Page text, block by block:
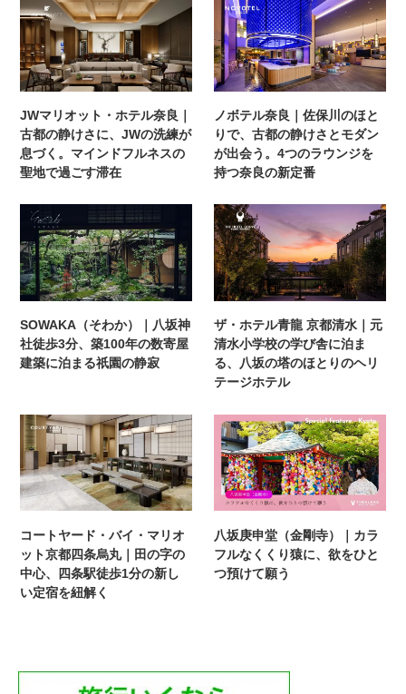
JWマリオット・ホテル奈良｜
古都の静けさに、JWの洗練が
息づく。マインドフルネスの
聖地で過ごす滞在
ノボテル奈良｜佐保川のほと
りで、古都の静けさとモダン
が出会う。4つのラウンジを
持つ奈良の新定番
SOWAKA（そわか）｜八坂神
社徒歩3分、築100年の数寄屋
建築に泊まる祇園の静寂
ザ・ホテル青龍 京都清水｜元
清水小学校の学び舎に泊ま
る、八坂の塔のほとりのヘリ
テージホテル
コートヤード・バイ・マリオ
ット京都四条烏丸｜田の字の
中心、四条駅徒歩1分の新し
い定宿を紐解く
八坂庚申堂（金剛寺）｜カラ
フルなくくり猿に、欲をひと
つ預けて願う